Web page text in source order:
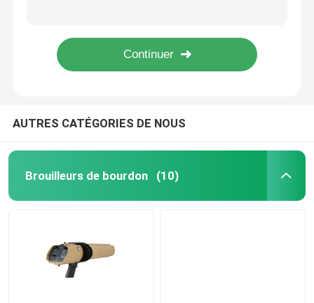
Brouilleur par radio de bourdon
Brouilleur militaire de bourdon
brouilleur de bombe de convoi
Dispositif de détection de bourdon
AUTRES CATÉGORIES DE NOUS
Brouilleurs de bourdon (10)